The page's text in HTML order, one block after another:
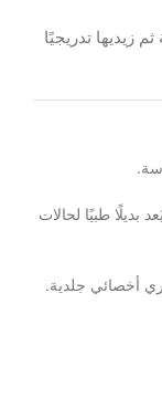
زيديها تدريجيًا
بديلًا طبيًا لحالات
أخصائي جلدية.